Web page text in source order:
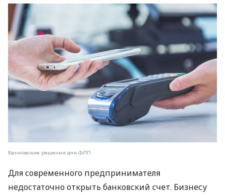
Банковские решения для ФЛП
Для современного предпринимателя
недостаточно открыть банковский счет. Бизнесу